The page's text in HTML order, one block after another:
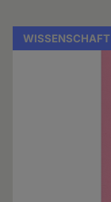
WISSENSCHAFT